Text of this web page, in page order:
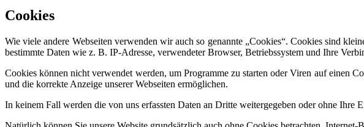
Cookies
Wie viele andere Webseiten verwenden wir auch so genannte „Cookies“. Cookies sind
bestimmte Daten wie z. B. IP-Adresse, verwendeter Browser, Betriebssystem und Ihre
Cookies können nicht verwendet werden, um Programme zu starten oder Viren auf einen
und die korrekte Anzeige unserer Webseiten ermöglichen.
In keinem Fall werden die von uns erfassten Daten an Dritte weitergegeben oder ohne